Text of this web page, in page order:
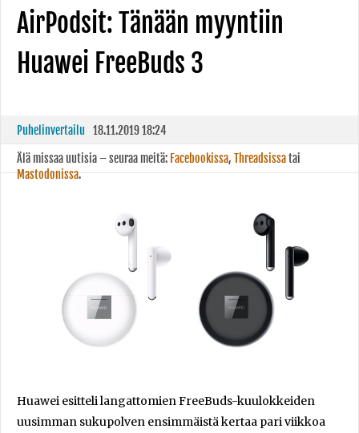
AirPodsit: Tänään myyntiin
Huawei FreeBuds 3
Puhelinvertailu 18.11.2019 18:24
Älä missaa uutisia – seuraa meitä: Facebookissa, Threadsissatai
Mastodonissa.
Huawei esitteli langattomien FreeBuds-kuulokkeiden
uusimman sukupolven ensimmäistä kertaa pari viikkoa